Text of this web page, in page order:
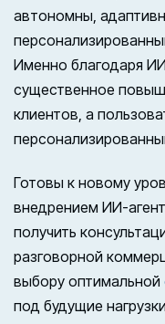
автономны,
Именно благодаря
существенное
клиентов, а
Готовы к новому
внедрением ИИ-
получить
разговорной
выбору оптимальной
под будущие